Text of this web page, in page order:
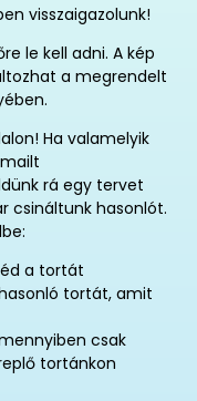
visszaigazolunk!
le kell adni. A kép
a megrendelt
Ha valamelyik
rá egy tervet
csináltunk hasonlót.
a tortát
tortát, amit
csak
tortánkon